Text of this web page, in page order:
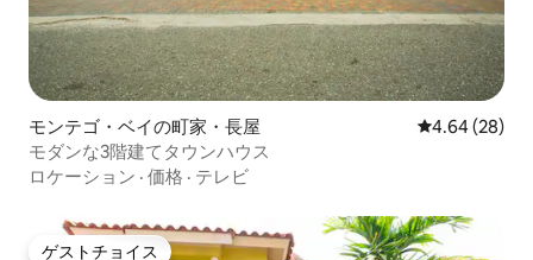
モンテゴ・ベイの町家・長屋 レビュー28
4.64 (28)
モダンな3階建てタウンハウス
ロケーション · 価格 · テレビ
ゲストチョイス